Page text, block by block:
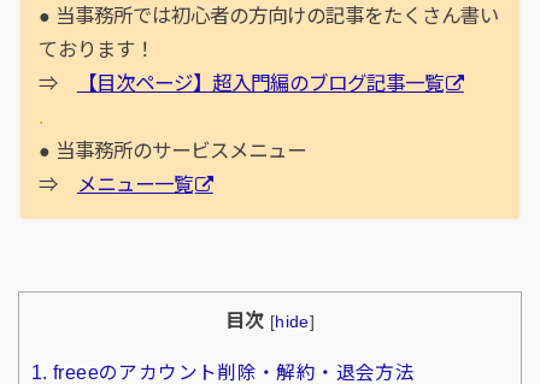
● 当事務所では初心者の方向けの記事をたくさん書い
ております！
⇒
【目次ページ】超入門編のブログ記事一覧
.
● 当事務所のサービスメニュー
⇒
メニュー一覧
目次 [hide]
1. freeeのアカウント削除・解約・退会方法